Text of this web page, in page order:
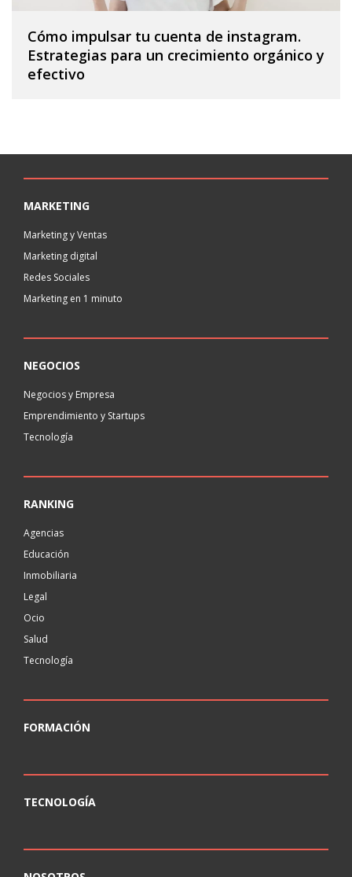
Cómo impulsar tu cuenta de instagram.
Estrategias para un crecimiento orgánico y
efectivo
MARKETING
Marketing y Ventas
Marketing digital
Redes Sociales
Marketing en 1 minuto
NEGOCIOS
Negocios y Empresa
Emprendimiento y Startups
Tecnología
RANKING
Agencias
Educación
Inmobiliaria
Legal
Ocio
Salud
Tecnología
FORMACIÓN
TECNOLOGÍA